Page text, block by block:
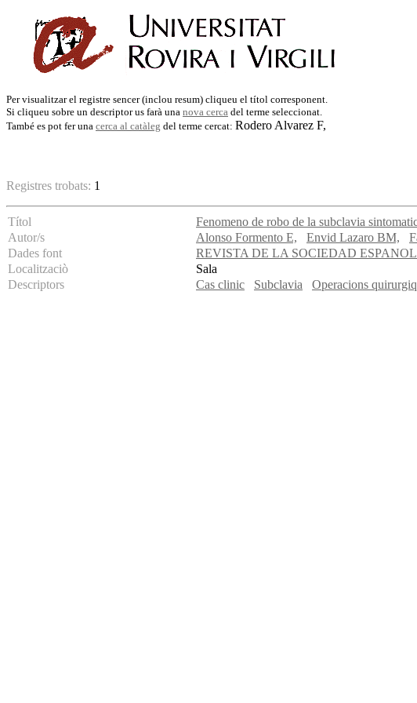
Per visualitzar el registre sencer (inclou resum) cliqueu el títol corresponent.
Si cliqueu sobre un descriptor us farà una nova cerca del terme seleccionat.
També es pot fer una cerca al catàleg del terme cercat: Rodero Alvarez F,
Registres trobats: 1
Títol
Fenomeno de robo de la subclavia
Autor/s
Alonso Formento E, Envid Lazaro BM,
Dades font
REVISTA DE LA SOCIEDAD
Localitzaciò
Sala
Descriptors
Cas clinic Subclavia Operacions